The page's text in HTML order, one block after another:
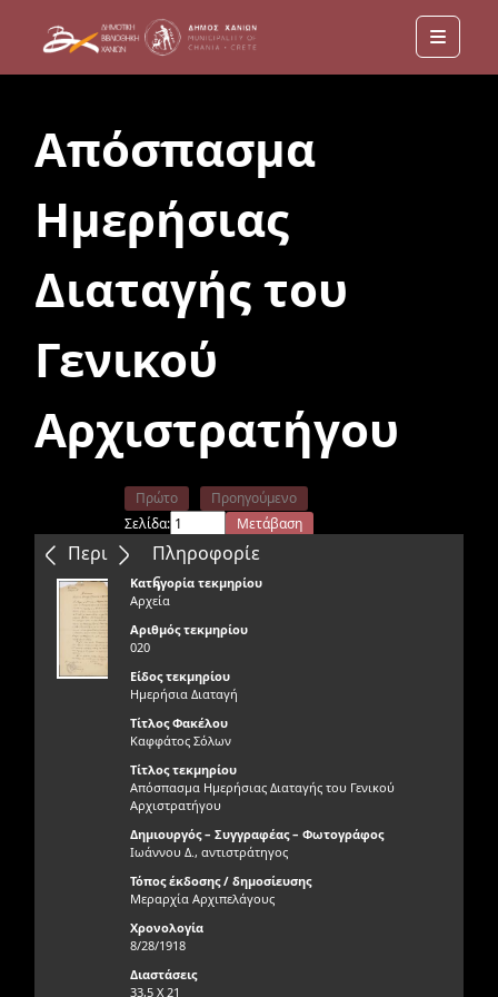
Menu
Απόσπασμα
Ημερήσιας
Διαταγής του
Γενικού
Αρχιστρατήγου
Περιεχόμενα
Πρώτο
Προηγούμενο
Σελίδα:
Μετάβαση
Επόμενο
Τελευταίο
Πληροφορίε
ς
Κατηγορία τεκμηρίου
Αρχεία
Αριθμός τεκμηρίου
020
Είδος τεκμηρίου
Ημερήσια Διαταγή
Τίτλος Φακέλου
Καφφάτος Σόλων
Τίτλος τεκμηρίου
Απόσπασμα Ημερήσιας Διαταγής του Γενικού
Αρχιστρατήγου
Δημιουργός – Συγγραφέας – Φωτογράφος
Ιωάννου Δ., αντιστράτηγος
Τόπος έκδοσης / δημοσίευσης
Μεραρχία Αρχιπελάγους
Χρονολογία
8/28/1918
Διαστάσεις
33,5 Χ 21